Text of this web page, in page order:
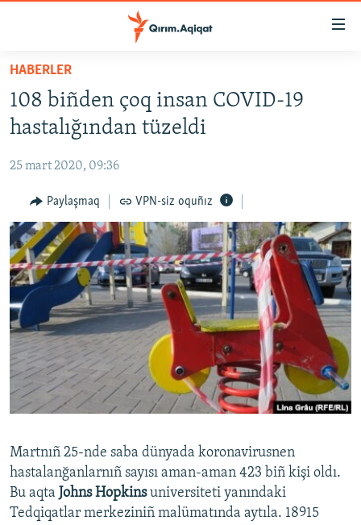
Esas
qaytmaq
Baş
navigatsiyağa
qaytmaq
qaytmaq
HABERLER
SİYASET
İQTİSADİYAT
CEMİYET
MEDENİYET
İNSAN AQLARI
VİDEO
SÜRET
BLOGLAR
FİKİR
Русский
Українською
QOŞULIÑIZ!
HABERLER
108 biñden çoq insan COVID-19
hastalığından tüzeldi
25 mart 2020, 09:36
Paylaşmaq VPN-siz oquñız
Martnıñ 25-nde saba dünyada koronavirusnen
hastalanğanlarnıñ sayısı aman-aman 423 biñ kişi oldı.
Bu aqta Johns Hopkinsuniversiteti yanındaki
Tedqiqatlar merkeziniñ malümatında aytıla. 18915